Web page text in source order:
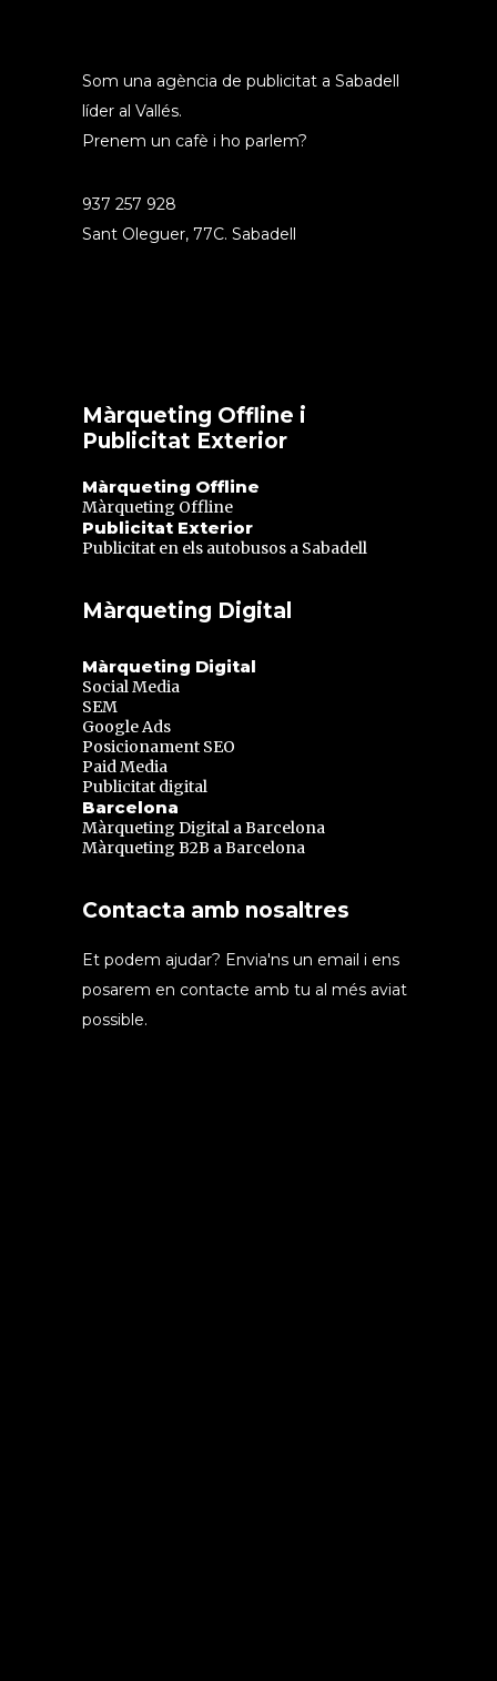
Som una agència de publicitat a Sabadell
líder al Vallés.
Prenem un cafè i ho parlem?
937 257 928
Sant Oleguer, 77C. Sabadell
Màrqueting Offline i
Publicitat Exterior
Màrqueting Offline
Màrqueting Offline
Publicitat Exterior
Publicitat en els autobusos a Sabadell
Màrqueting Digital
Màrqueting Digital
Social Media
SEM
Google Ads
Posicionament SEO
Paid Media
Publicitat digital
Barcelona
Màrqueting Digital a Barcelona
Màrqueting B2B a Barcelona
Contacta amb nosaltres
Et podem ajudar? Envia'ns un email i ens
posarem en contacte amb tu al més aviat
possible.